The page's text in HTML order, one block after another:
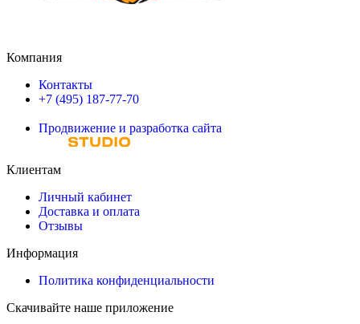
Компания
Контакты
+7 (495) 187-77-70
Продвижение и разработка сайта
Клиентам
Личный кабинет
Доставка и оплата
Отзывы
Информация
Политика конфиденциальности
Скачивайте наше приложение